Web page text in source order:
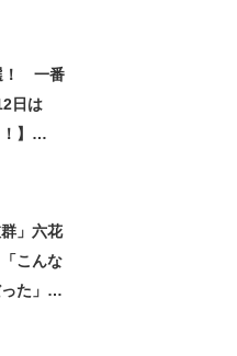
！ 一番
日は
】
」六花
こんな
た」